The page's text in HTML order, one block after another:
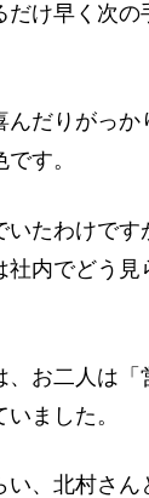
け早く次の
だりがっか
す。
たわけです
内でどう見
お二人は「
ました。
、北村さん